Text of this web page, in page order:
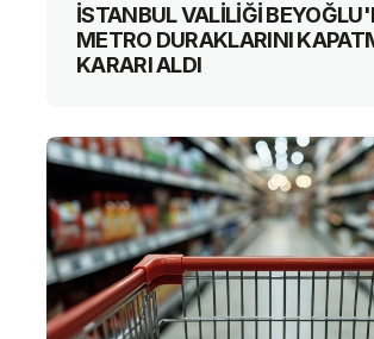
İSTANBUL VALİLİĞİ
METRO DURAKLARINI
KARARI ALDI